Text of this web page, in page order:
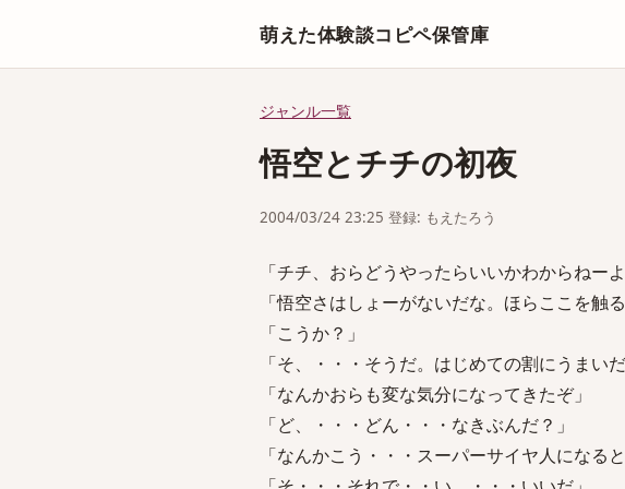
萌えた体験談コピペ保管庫
ジャンル一覧
悟空とチチの初夜
2004/03/24 23:25 登録: もえたろう
「チチ、おらどうやったらいいかわからねーよ
「悟空さはしょーがないだな。ほらここを触る
「こうか？」
「そ、・・・そうだ。はじめての割にうまいだ
「なんかおらも変な気分になってきたぞ」
「ど、・・・どん・・・なきぶんだ？」
「なんかこう・・・スーパーサイヤ人になる